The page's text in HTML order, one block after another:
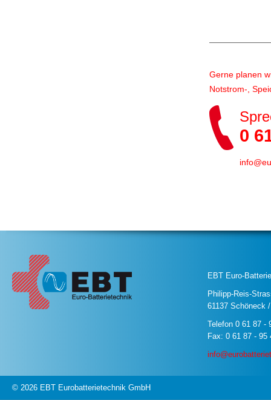
Gerne planen
Notstrom-,
0
info@
EBT Euro-
Philipp-Reis-
61137 Schöneck
Telefon 0 61 87 -
Fax: 0 61 87 - 95
© 2026 EBT Eurobatterietechnik GmbH